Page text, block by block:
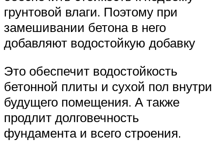
грунтовой влаги. Поэтому при
замешивании бетона в него
добавляют водостойкую добавку
Это обеспечит водостойкость
бетонной плиты и сухой пол внутри
будущего помещения. А также
продлит долговечность
фундамента и всего строения.